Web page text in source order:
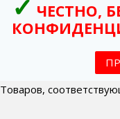
ЧЕСТНО,
Товаров,